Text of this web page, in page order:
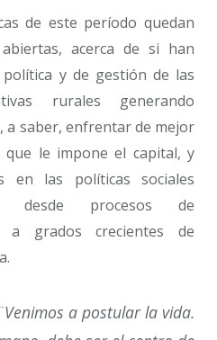
de este período quedan
acerca de si han
y de gestión de las
rurales generando
a saber, enfrentar de mejor
que le impone el capital, y
en las políticas sociales
desde procesos de
a grados crecientes de
¨Venimos a postular la vida.